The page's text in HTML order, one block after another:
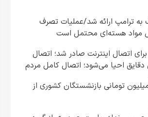
ترامپ ارائه شد/عملیات تصرف
مواد هسته‌ای محتمل است
اتصال اینترنت صادر شد؛ اتصال
دقایق احیا می‌شود؛ اتصال کامل مردم
ثبت‌نام وام ۷۵ میلیون تومانی بازنشستگان کشوری از